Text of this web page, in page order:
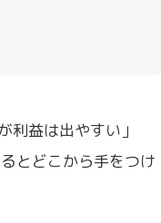
利益は出やすい」
とどこから手をつけ